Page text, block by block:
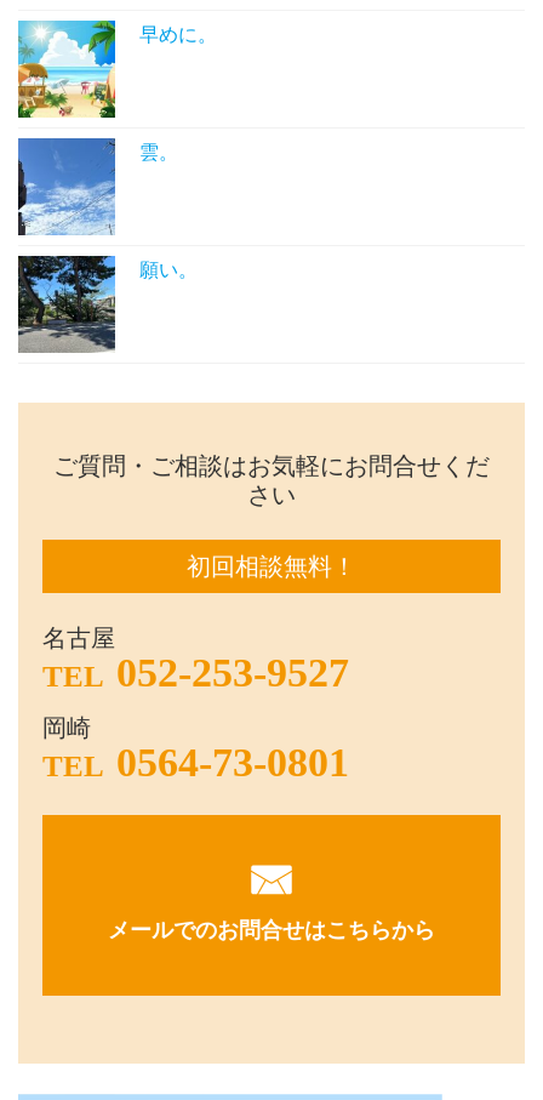
早めに。
雲。
願い。
ご質問・ご相談はお気軽にお問合せくだ
さい
初回相談無料！
名古屋
TEL 052-253-9527
岡崎
TEL 0564-73-0801
メールでのお問合せはこちらから